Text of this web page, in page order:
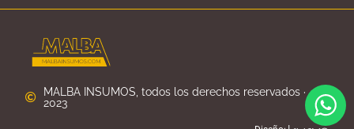
MALBA INSUMOS, todos los derechos reservados ·
2023